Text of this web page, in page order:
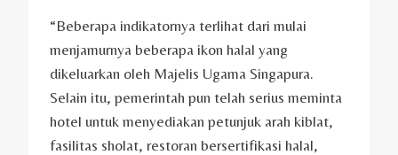
“Beberapa indikatornya terlihat dari mulai
menjamurnya beberapa ikon halal yang
dikeluarkan oleh Majelis Ugama Singapura.
Selain itu, pemerintah pun telah serius meminta
hotel untuk menyediakan petunjuk arah kiblat,
fasilitas sholat, restoran bersertifikasi halal,